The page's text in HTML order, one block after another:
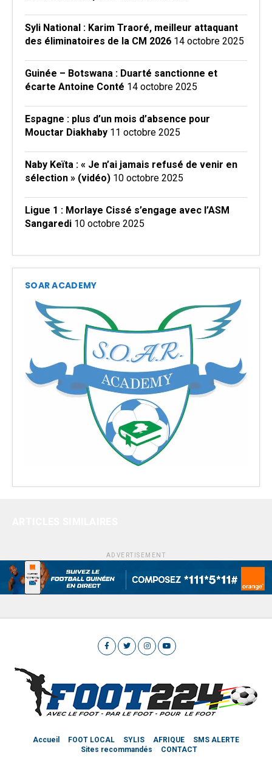
Syli National : Karim Traoré, meilleur attaquant
des éliminatoires de la CM 2026 14 octobre 2025
Guinée – Botswana : Duarté sanctionne et
écarte Antoine Conté 14 octobre 2025
Espagne : plus d’un mois d’absence pour
Mouctar Diakhaby 11 octobre 2025
Naby Keïta : « Je n’ai jamais refusé de venir en
sélection » (vidéo) 10 octobre 2025
Ligue 1 : Morlaye Cissé s’engage avec l’ASM
Sangaredi 10 octobre 2025
SOAR ACADEMY
ADVERTISEMENT
Accueil FOOT LOCAL SYLIS AFRIQUE
SMS ALERTE
Sites recommandés
CONTACT